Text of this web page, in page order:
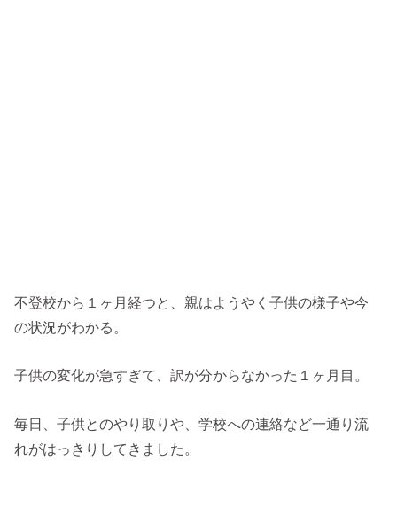
不登校から１ヶ月経つと、親はようやく子供の様子や今
の状況がわかる。
子供の変化が急すぎて、訳が分からなかった１ヶ月目。
毎日、子供とのやり取りや、学校への連絡など一通り流
れがはっきりしてきました。